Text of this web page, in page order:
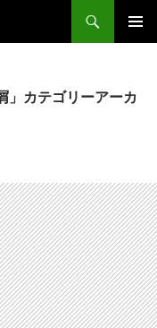
」カテゴリーアーカ